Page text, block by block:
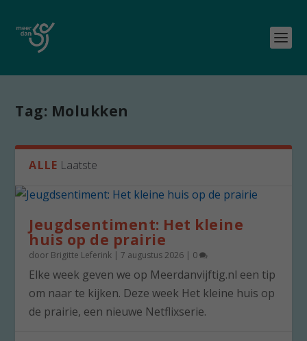
Tag: Molukken
ALLE Laatste
Jeugdsentiment: Het kleine
huis op de prairie
door Brigitte Leferink |7 augustus 2026 | 0
Elke week geven we op Meerdanvijftig.nl een tip
om naar te kijken. Deze week Het kleine huis op
de prairie, een nieuwe Netflixserie.